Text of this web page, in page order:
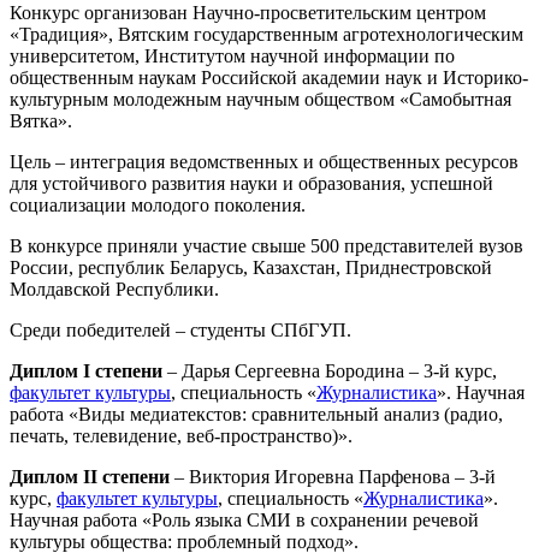
Конкурс организован Научно-просветительским центром
«Традиция», Вятским государственным агротехнологическим
университетом, Институтом научной информации по
общественным наукам Российской академии наук и Историко-
культурным молодежным научным обществом «Самобытная
Вятка».
Цель – интеграция ведомственных и общественных ресурсов
для устойчивого развития науки и образования, успешной
социализации молодого поколения.
В конкурсе приняли участие свыше 500 представителей вузов
России, республик Беларусь, Казахстан, Приднестровской
Молдавской Республики.
Среди победителей – студенты СПбГУП.
Диплом I степени – Дарья Сергеевна Бородина – 3-й курс,
факультет культуры, специальность «Журналистика». Научная
работа «Виды медиатекстов: сравнительный анализ (радио,
печать, телевидение, веб-пространство)».
Диплом II степени – Виктория Игоревна Парфенова – 3-й
курс, факультет культуры, специальность «Журналистика».
Научная работа «Роль языка СМИ в сохранении речевой
культуры общества: проблемный подход».